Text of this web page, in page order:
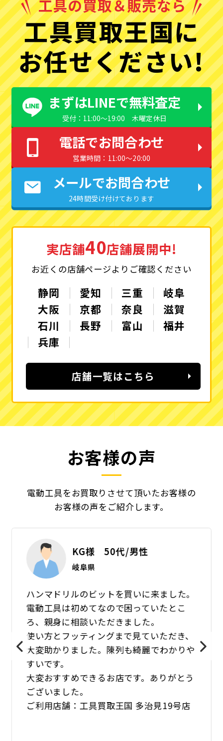
工具買取王国に
お任せください!
まずはLINEで無料査定
受付：11:00〜19:00 木曜定休日
電話でお問合わせ
営業時間：11:00〜20:00
メールでお問合わせ
24時間受け付けております
実店舗40店舗展開中!
お近くの店舗ページよりご確認ください
静岡 愛知 三重
岐阜
大阪
京都 奈良
滋賀
石川
長野 富山
福井
兵庫
店舗一覧はこちら
お客様の声
電動工具をお買取りさせて頂いたお客様の
お客様の声をご紹介します。
KG様 50代/男性
岐阜県
ハンマドリルのビットを買いに来ました。
電動工具は初めてなので困っていたとこ
ろ、親身に相談いただきました。
使い方とフッティングまで見ていただき、
大変助かりました。陳列も綺麗でわかりや
すいです。
大変おすすめできるお店です。ありがとう
ございました。
ご利用店舗：工具買取王国 多治見19号店